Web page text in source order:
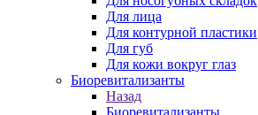
Для лица
Для контурной пластики
Для губ
Для кожи вокруг глаз
Биоревитализанты
Назад
Биоревитализанты